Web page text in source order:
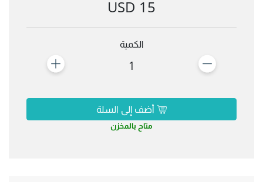
15 USD
الكمية
1
أضف إلى السلة
متاح بالمخزن